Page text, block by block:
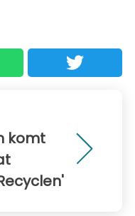
komt